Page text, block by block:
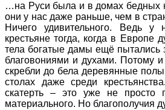
…на Руси была и в домах бедных
они у нас даже раньше, чем в
Ничего удивительного. Ведь
крестьяне тогда, когда в Европе
тела богатые дамы ещё пытались
благовониями и духами. Потому и
скребли до бела деревянные
столах даже среди
скатерть – это уже не просто
материального. Но благополучия